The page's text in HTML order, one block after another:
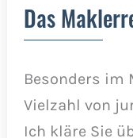
Das
Besonders im
Vielzahl von
Ich kläre Sie